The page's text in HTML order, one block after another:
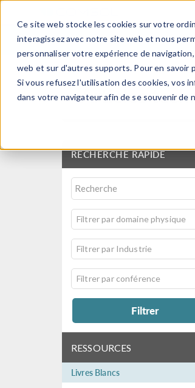
Ce site web stocke les cookies sur votre
interagissez avec notre site web et nous
personnaliser votre expérience de
web et sur d'autres supports. Pour en
Si vous refusez l'utilisation des cookies, vos
dans votre navigateur afin de se souvenir de
Articles
RECHERCHE RAPIDE
Filtrer par domaine physique
Filtrer par Industrie
Filtrer par conférence
Filtrer
RESSOURCES
Livres Blancs